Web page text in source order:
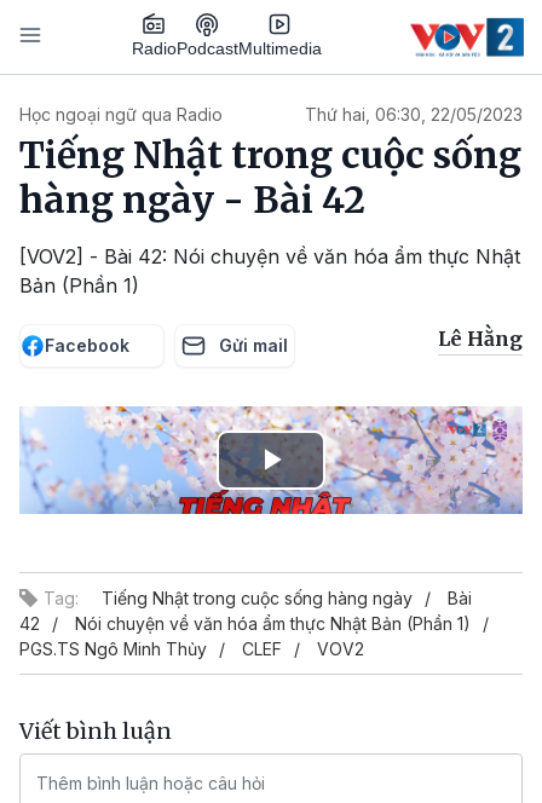
Nhảy đến nội dung
RadioPodcastMultimedia
Học ngoại ngữ qua Radio Thứ hai, 06:30, 22/05/2023
Tiếng Nhật trong cuộc sống
hàng ngày - Bài 42
[VOV2] - Bài 42: Nói chuyện về văn hóa ẩm thực Nhật
Bản (Phần 1)
Facebook Gửi mail Lê Hằng
Play
Tag: Tiếng Nhật trong cuộc sống hàng ngày
Bài
42
Nói chuyện về văn hóa ẩm thực Nhật Bản (Phần 1)
PGS.TS Ngô Minh Thủy
CLEF VOV2
Viết bình luận